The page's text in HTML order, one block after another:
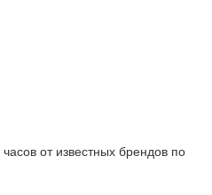
от известных брендов по